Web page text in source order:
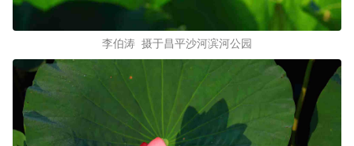
李伯涛 摄于昌平沙河滨河公园